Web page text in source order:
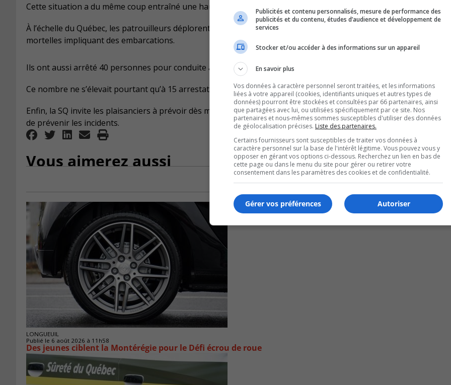
Cette situation a du même coup entraîné une hausse des incidents sur les plans d’eau.
À l’échelle du Québec, les patrouilleurs déplorent malheureusement le décès de 3 personnes dans des collisions
mortelles impliquant des embarcations.
Ils ont aussi arrêté 40 personnes pour conduite avec la capacité affaiblie.
Ce nombre ne s’élevait pourtant qu’à 15 arrestations en 2020.
Enfin, la SQ invite les plaisanciers à prévoir dès maintenant leurs besoins d’équipement pour la prochaine
de prévenir les incidents.
Vous aimerez aussi
LONGUEUIL
Publié le 6 août 2026 à 11h58
Des jeunes ciblent la Montérégie pour le Défi écrou de roue
Publicités et contenu personnalisés, mesure de performance des
publicités et du contenu, études d’audience et développement de
services
Stocker et/ou accéder à des informations sur un appareil
En savoir plus
Vos données à caractère personnel seront traitées, et les informations
liées à votre appareil (cookies, identifiants uniques et autres types de
données) pourront être stockées et consultées par 66 partenaires, ainsi
que partagées avec lui, ou utilisées spécifiquement par ce site. Nos
partenaires et nous-mêmes sommes susceptibles d'utiliser des données
de géolocalisation précises. Liste des partenaires.
Certains fournisseurs sont susceptibles de traiter vos données à
caractère personnel sur la base de l'intérêt légitime. Vous pouvez vous y
opposer en gérant vos options ci-dessous. Recherchez un lien en bas de
cette page ou dans le menu du site pour gérer ou retirer votre
consentement dans les paramètres des cookies et de confidentialité.
Autoriser
Gérer vos préférences